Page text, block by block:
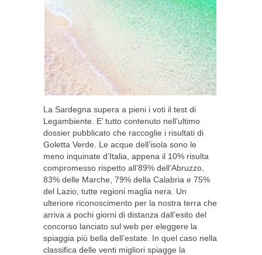
La Sardegna supera a pieni i voti il test di
Legambiente. E’ tutto contenuto nell’ultimo
dossier pubblicato che raccoglie i risultati di
Goletta Verde. Le acque dell’isola sono le
meno inquinate d’Italia, appena il 10% risulta
compromesso rispetto all’89% dell’Abruzzo,
83% delle Marche, 79% della Calabria e 75%
del Lazio, tutte regioni maglia nera. Un
ulteriore riconoscimento per la nostra terra che
arriva a pochi giorni di distanza dall’esito del
concorso lanciato sul web per eleggere la
spiaggia più bella dell’estate. In quel caso nella
classifica delle venti migliori spiagge la